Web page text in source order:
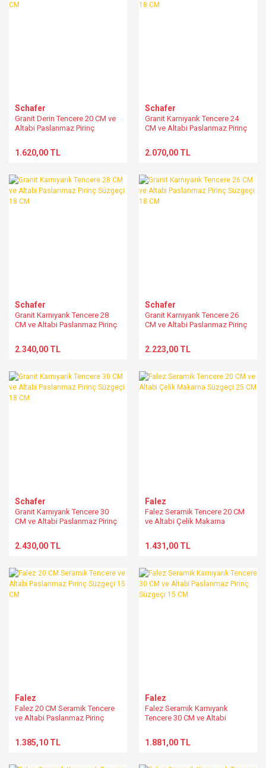
Schafer
Granit Derin Tencere 20 CM ve
Altabi Paslanmaz Pirinç
1.620,00 TL
Schafer
Granit Karnıyarık Tencere 24
CM ve Altabi Paslanmaz Pirinç
2.070,00 TL
Schafer
Granit Karnıyarık Tencere 28
CM ve Altabi Paslanmaz Pirinç
2.340,00 TL
Schafer
Granit Karnıyarık Tencere 26
CM ve Altabi Paslanmaz Pirinç
2.223,00 TL
Schafer
Granit Karnıyarık Tencere 30
CM ve Altabi Paslanmaz Pirinç
2.430,00 TL
Falez
Falez Seramik Tencere 20 CM
ve Altabi Çelik Makarna
1.431,00 TL
Falez
Falez 20 CM Seramik Tencere
ve Altabi Paslanmaz Pirinç
1.385,10 TL
Falez
Falez Seramik Karnıyarık
Tencere 30 CM ve Altabi
CM
1.881,00 TL